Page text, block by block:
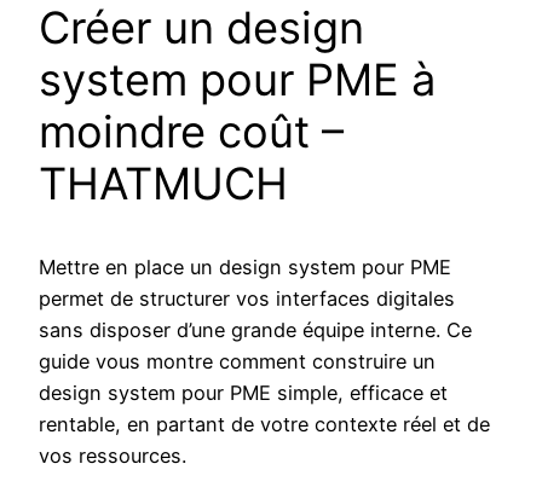
Créer un design
system pour PME à
moindre coût –
THATMUCH
Mettre en place un design system pour PME
permet de structurer vos interfaces digitales
sans disposer d’une grande équipe interne. Ce
guide vous montre comment construire un
design system pour PME simple, efficace et
rentable, en partant de votre contexte réel et de
vos ressources.